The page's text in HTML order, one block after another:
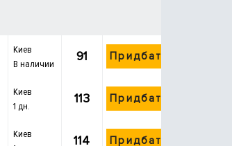
Киев
В наличии
91 Придбати
Киев
1 дн.
113 Придбати
Киев
114 Придбати